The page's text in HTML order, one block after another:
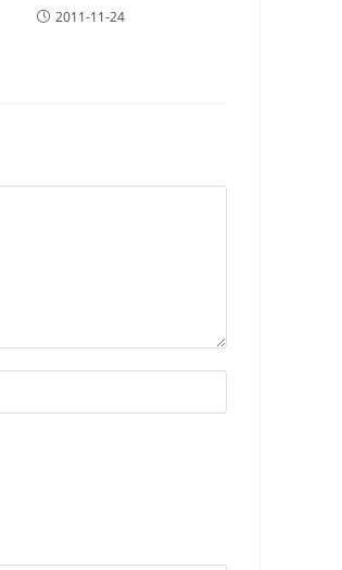
2011-11-24